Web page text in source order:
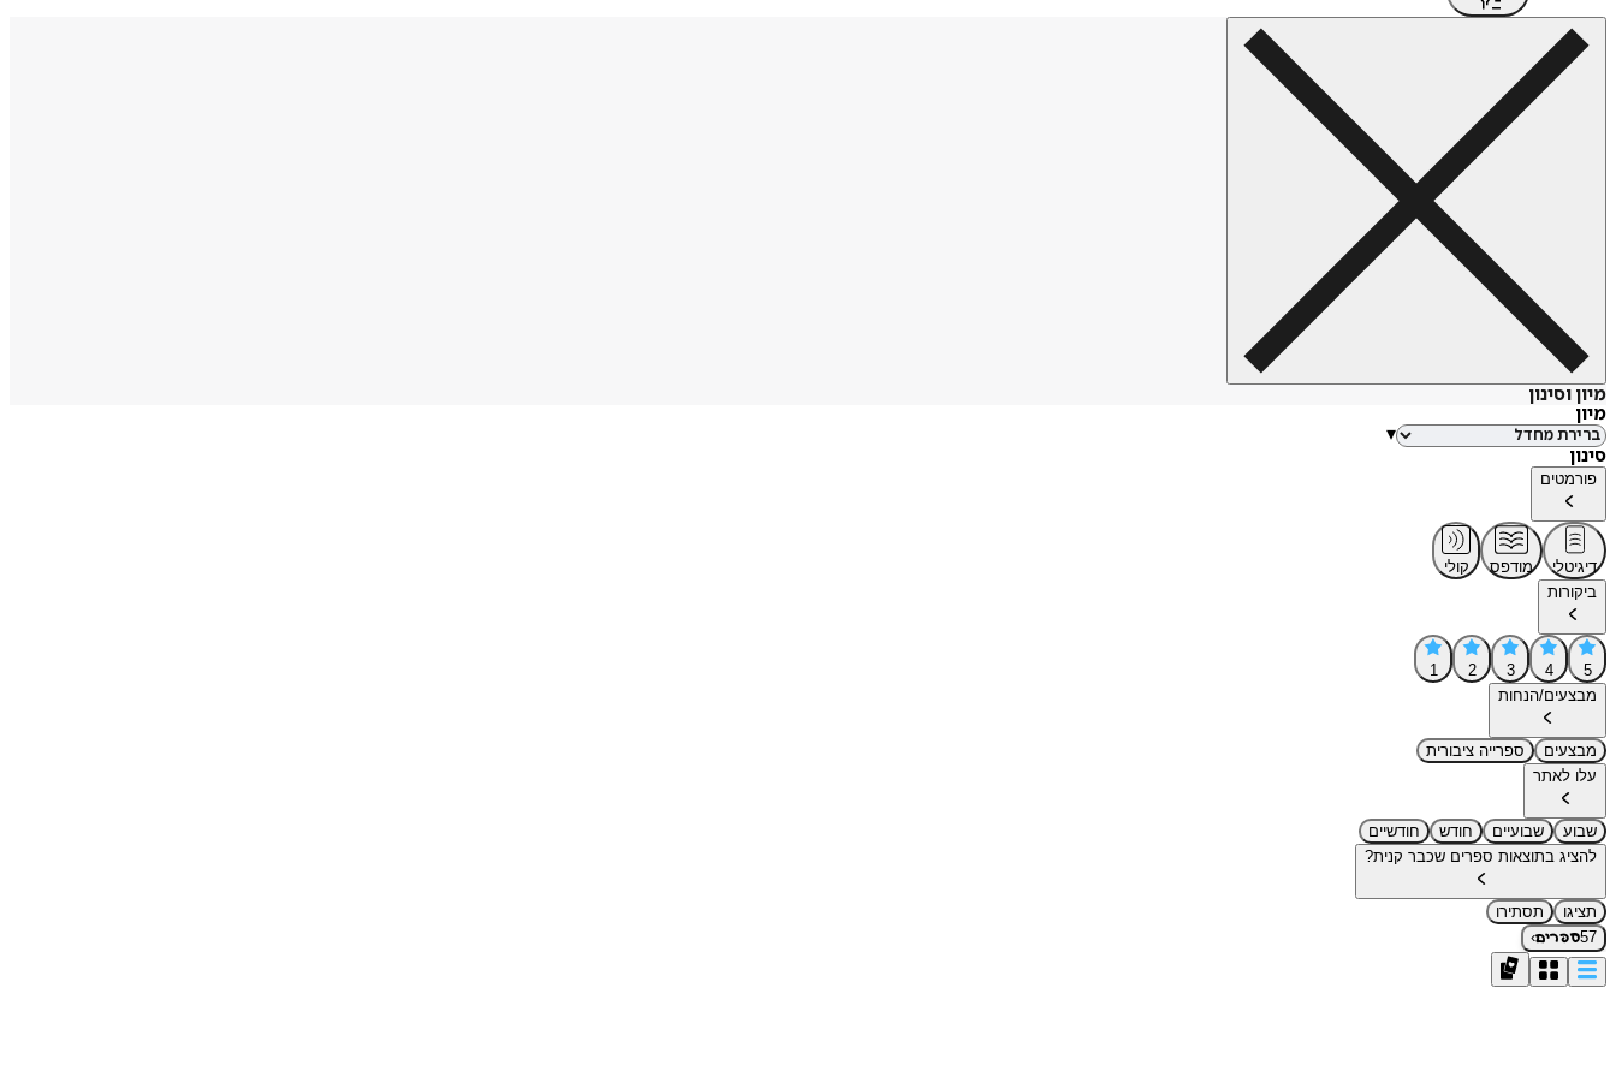
מיון וסינון
מיון
▾
סינון
פורמטים
דיגיטלי מודפס
קולי
ביקורות
5
4
3
2
1
מבצעים/הנחות
מבצעים
ספרייה ציבורית
עלו לאתר
שבוע שבועיים חודש
חודשיים
להציג בתוצאות ספרים שכבר קנית?
תציגו
תסתירו
57ספרים›